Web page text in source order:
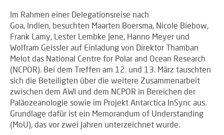
Im Rahmen einer Delegationsreise nach
Goa, Indien, besuchten Maarten Boersma, Nicole Biebow,
Frank Lamy, Lester Lembke Jene, Hanno Meyer und
Wolfram Geissler auf Einladung von Direktor Thamban
Melot das National Centre for Polar and Ocean Research
(NCPOR). Bei dem Treffen am 12. und 13. März tauschten
sich die Beteiligten über die weitere Zusammenarbeit
zwischen dem AWI und dem NCPOR in Bereichen der
Paläozeanologie sowie im Projekt Antarctica InSync aus.
Grundlage dafür ist ein Memorandum of Understanding
(MoU), das vor zwei Jahren unterzeichnet wurde.